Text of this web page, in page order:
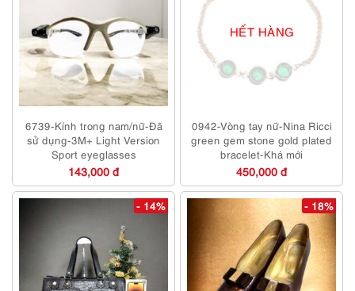
6739-Kính trong nam/nữ-Đã
sử dụng-3M+ Light Version
Sport eyeglasses
143,000 đ
HẾT HÀNG
0942-Vòng tay nữ-Nina Ricci
green gem stone gold plated
bracelet-Khá mới
450,000 đ
- 14% - 18%